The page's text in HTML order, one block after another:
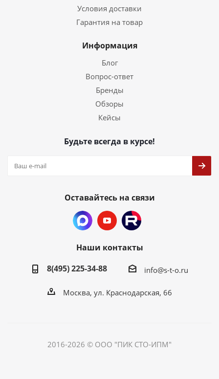
Условия доставки
Гарантия на товар
Информация
Блог
Вопрос-ответ
Бренды
Обзоры
Кейсы
Будьте всегда в курсе!
Оставайтесь на связи
Наши контакты
8(495) 225-34-88
info@s-t-o.ru
Москва, ул. Краснодарская, 66
2016-2026 © ООО "ПИК СТО-ИПМ"